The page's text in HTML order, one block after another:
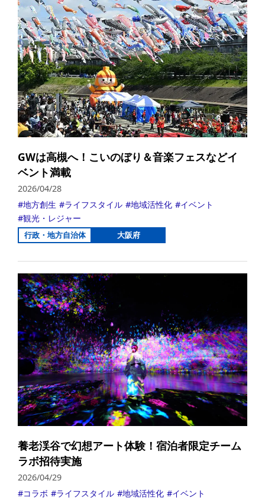
GWは高槻へ！こいのぼり＆音楽フェスなどイ
ベント満載
2026/04/28
地方創生
ライフスタイル 地域活性化
イベント
観光・レジャー
行政・地方自治体 大阪府
養老渓谷で幻想アート体験！宿泊者限定チーム
ラボ招待実施
2026/04/29
コラボ
ライフスタイル 地域活性化
イベント